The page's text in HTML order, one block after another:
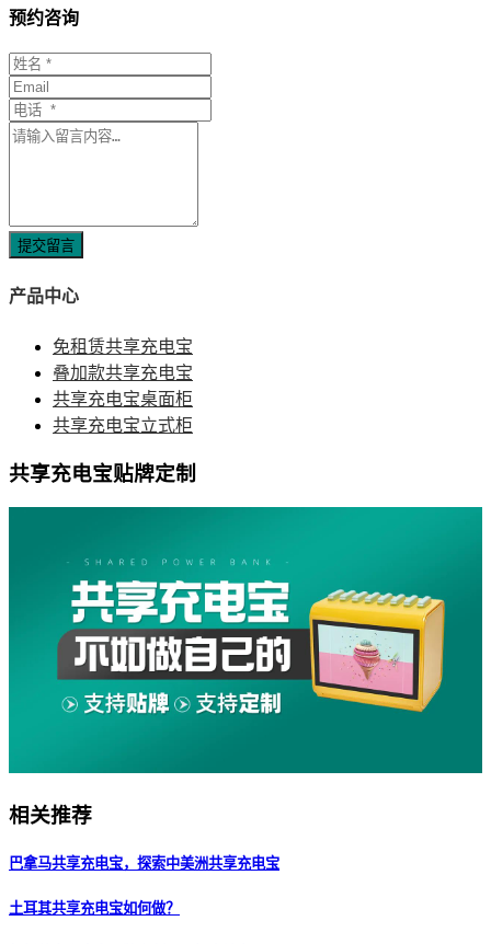
预约咨询
提交留言
产品中心
免租赁共享充电宝
叠加款共享充电宝
共享充电宝桌面柜
共享充电宝立式柜
共享充电宝贴牌定制
相关推荐
巴拿马共享充电宝，探索中美洲共享充电宝
土耳其共享充电宝如何做？